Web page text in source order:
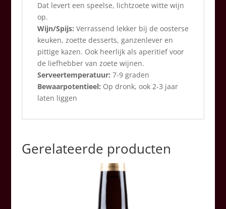
Dat levert een speelse, lichtzoete witte wijn
op.
Wijn/Spijs: Verrassend lekker bij de oosterse
keuken, zoette desserts, ganzenlever en
pittige kazen. Ook heerlijk als aperitief voor
de liefhebber van zoete wijnen.
Serveertemperatuur: 7-9 graden
Bewaarpotentieel: Op dronk, ook 2-3 jaar
laten liggen
Gerelateerde producten